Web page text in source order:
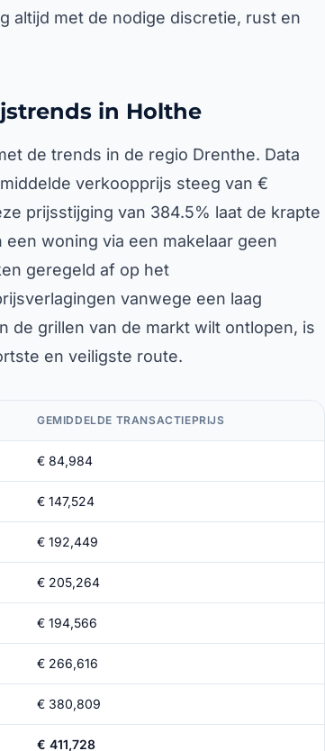
altijd met de nodige discretie, rust en
in Holthe
de trends in de regio Drenthe. Data
verkoopprijs steeg van €
prijsstijging van 384.5% laat de krapte
woning via een makelaar geen
geregeld af op het
vanwege een laag
de grillen van de markt wilt ontlopen, is
en veiligste route.
GEMIDDELDE TRANSACTIEPRIJS
€ 84,984
€ 147,524
€ 192,449
€ 205,264
€ 194,566
€ 266,616
€ 380,809
€ 411,728